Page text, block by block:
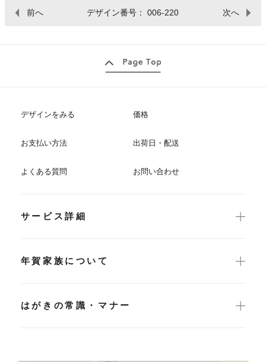
前へ デザイン番号： 006-220 次へ
デザインをみる 価格
お支払い方法 出荷日・配送
よくある質問 お問い合わせ
サービス詳細
年賀家族について
はがきの常識・マナー